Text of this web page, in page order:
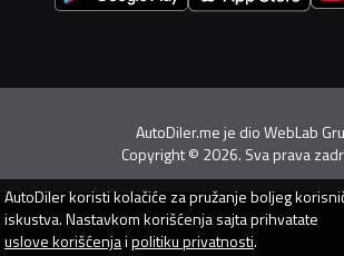
AutoDiler.me je dioWebLab
Copyright© 2026. Sva prava
AutoDilerkoristi kolačiće za pružanje boljeg
iskustva. Nastavkom korišćenja sajta prihvatate
uslove korišćenjaipolitiku privatnosti.